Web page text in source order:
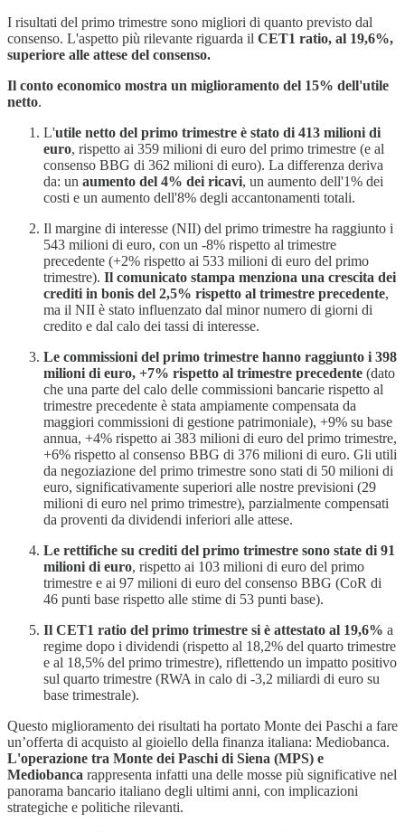
I risultati del primo trimestre sono migliori di quanto previsto dal
consenso. L'aspetto più rilevante riguarda il CET1 ratio, al 19,6%,
superiore alle attese del consenso.
Il conto economico mostra un miglioramento del 15% dell'utile
netto.
L'utile netto del primo trimestre è stato di 413 milioni di
euro, rispetto ai 359 milioni di euro del primo trimestre (e al
consenso BBG di 362 milioni di euro). La differenza deriva
da: un aumento del 4% dei ricavi, un aumento dell'1% dei
costi e un aumento dell'8% degli accantonamenti totali.
Il margine di interesse (NII) del primo trimestre ha raggiunto i
543 milioni di euro, con un -8% rispetto al trimestre
precedente (+2% rispetto ai 533 milioni di euro del primo
trimestre). Il comunicato stampa menziona una crescita dei
crediti in bonis del 2,5% rispetto al trimestre precedente,
ma il NII è stato influenzato dal minor numero di giorni di
credito e dal calo dei tassi di interesse.
Le commissioni del primo trimestre hanno raggiunto i 398
milioni di euro, +7% rispetto al trimestre precedente (dato
che una parte del calo delle commissioni bancarie rispetto al
trimestre precedente è stata ampiamente compensata da
maggiori commissioni di gestione patrimoniale), +9% su base
annua, +4% rispetto ai 383 milioni di euro del primo trimestre,
+6% rispetto al consenso BBG di 376 milioni di euro. Gli utili
da negoziazione del primo trimestre sono stati di 50 milioni di
euro, significativamente superiori alle nostre previsioni (29
milioni di euro nel primo trimestre), parzialmente compensati
da proventi da dividendi inferiori alle attese.
Le rettifiche su crediti del primo trimestre sono state di 91
milioni di euro, rispetto ai 103 milioni di euro del primo
trimestre e ai 97 milioni di euro del consenso BBG (CoR di
46 punti base rispetto alle stime di 53 punti base).
Il CET1 ratio del primo trimestre si è attestato al 19,6% a
regime dopo i dividendi (rispetto al 18,2% del quarto trimestre
e al 18,5% del primo trimestre), riflettendo un impatto positivo
sul quarto trimestre (RWA in calo di -3,2 miliardi di euro su
base trimestrale).
Questo miglioramento dei risultati ha portato Monte dei Paschi a fare
un’offerta di acquisto al gioiello della finanza italiana: Mediobanca.
L'operazione tra Monte dei Paschi di Siena (MPS) e
Mediobanca rappresenta infatti una delle mosse più significative nel
panorama bancario italiano degli ultimi anni, con implicazioni
strategiche e politiche rilevanti.